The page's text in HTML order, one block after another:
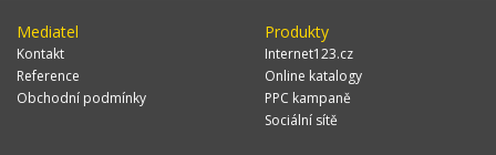
Mediatel
Kontakt
Reference
Obchodní podmínky
Produkty
Internet123.cz
Online katalogy
PPC kampaně
Sociální sítě